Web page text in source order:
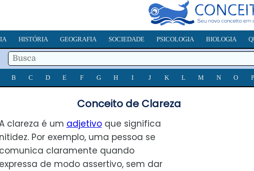
HISTÓRIA GEOGRAFIA SOCIEDADE PSICOLOGIA BIOLOGIA
B C D E F G H I J K L M N O P
Conceito de Clareza
clareza é um adjetivoque significa
nitidez. Por exemplo, uma pessoa se
comunica claramente quando
expressa de modo assertivo, sem dar